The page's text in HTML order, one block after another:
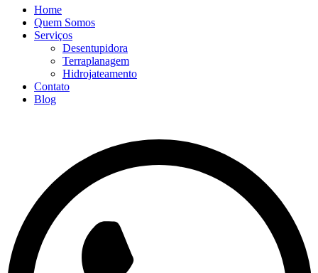
Home
Quem Somos
Serviços
Desentupidora
Terraplanagem
Hidrojateamento
Contato
Blog